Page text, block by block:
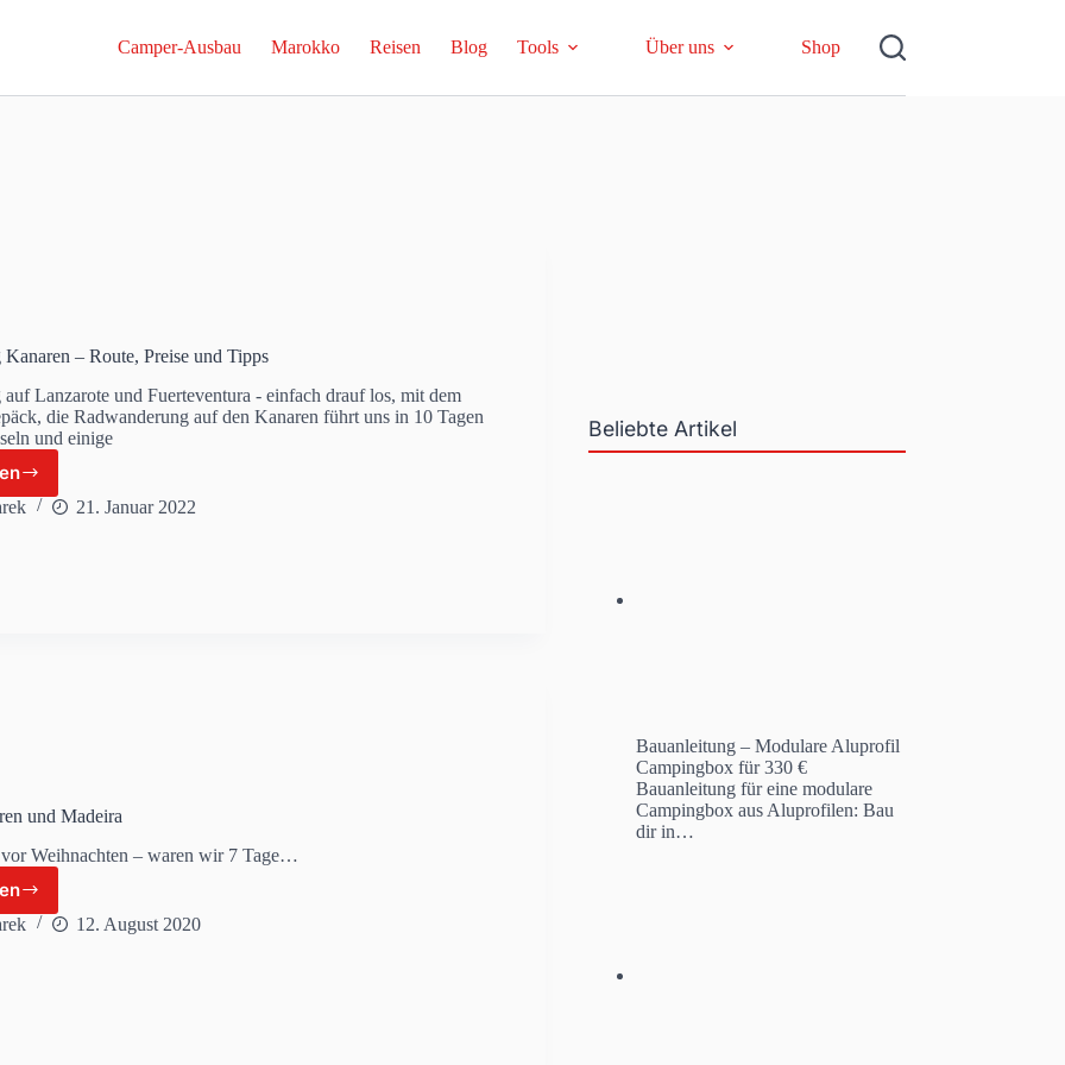
Camper-Ausbau Marokko Reisen Blog Tools Über uns Shop
– Route, Preise und Tipps
Lanzarote und Fuerteventura - einfach drauf los, mit dem
die Radwanderung auf den Kanaren führt uns in 10 Tagen
und einige
21. Januar 2022
und Madeira
Weihnachten – waren wir 7 Tage…
12. August 2020
Beliebte Artikel
Bauanleitung – Modulare Aluprofil
Campingbox für 330 €
Bauanleitung für eine modulare
Campingbox aus Aluprofilen: Bau
dir in…